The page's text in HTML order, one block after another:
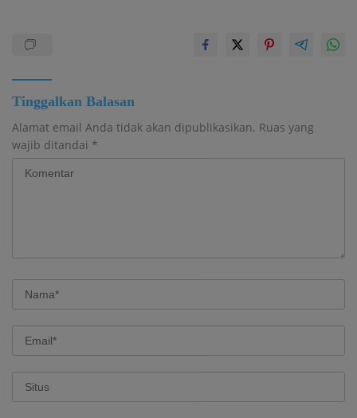
Tinggalkan Balasan
Alamat email Anda tidak akan dipublikasikan. Ruas yang
wajib ditandai *